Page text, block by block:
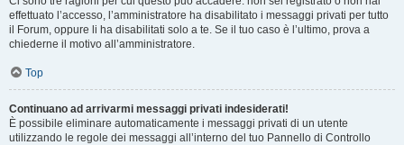
effettuato l’accesso, l’amministratore ha disabilitato i messaggi privati per tutto
il Forum, oppure li ha disabilitati solo a te. Se il tuo caso è l’ultimo, prova a
chiederne il motivo all’amministratore.
Top
Continuano ad arrivarmi messaggi privati indesiderati!
È possibile eliminare automaticamente i messaggi privati ​​di un utente
utilizzando le regole dei messaggi all’interno del tuo Pannello di Controllo